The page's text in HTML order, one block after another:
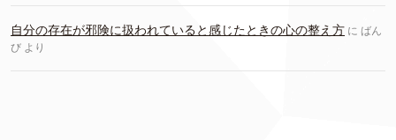
自分の存在が邪険に扱われていると感じたときの心の整え方 に ばん
び より